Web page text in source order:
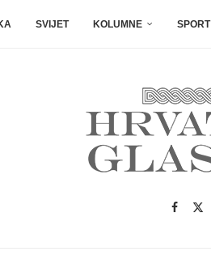
SVIJET KOLUMNE SPORT